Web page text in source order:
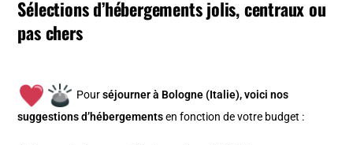
Sélections d’hébergements jolis, centraux ou
pas chers
Pourséjourner à Bologne (Italie), voici nos
suggestions d’hébergements en fonction de votre budget :